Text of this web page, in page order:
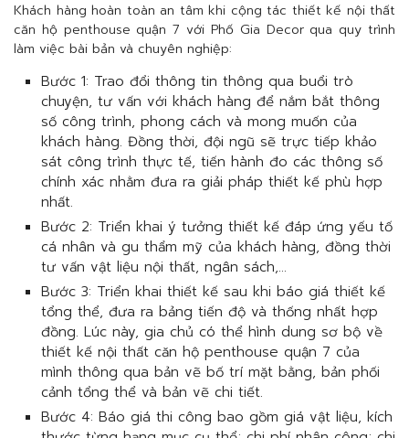
Khách hàng hoàn toàn an tâm khi cộng tác thiết kế nội thất
căn hộ penthouse quận 7 với Phố Gia Decor qua quy trình
làm việc bài bản và chuyên nghiệp:
Bước 1: Trao đổi thông tin thông qua buổi trò
chuyện, tư vấn với khách hàng để nắm bắt thông
số công trình, phong cách và mong muốn của
khách hàng. Đồng thời, đội ngũ sẽ trực tiếp khảo
sát công trình thực tế, tiến hành đo các thông số
chính xác nhằm đưa ra giải pháp thiết kế phù hợp
nhất.
Bước 2: Triển khai ý tưởng thiết kế đáp ứng yếu tố
cá nhân và gu thẩm mỹ của khách hàng, đồng thời
tư vấn vật liệu nội thất, ngân sách,…
Bước 3: Triển khai thiết kế sau khi báo giá thiết kế
tổng thể, đưa ra bảng tiến độ và thống nhất hợp
đồng. Lúc này, gia chủ có thể hình dung sơ bộ về
thiết kế nội thất căn hộ penthouse quận 7 của
mình thông qua bản vẽ bố trí mặt bằng, bản phối
cảnh tổng thể và bản vẽ chi tiết.
Bước 4: Báo giá thi công bao gồm giá vật liệu, kích